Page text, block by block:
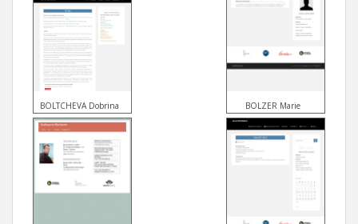
BOLTCHEVA Dobrina BOLZER Marie